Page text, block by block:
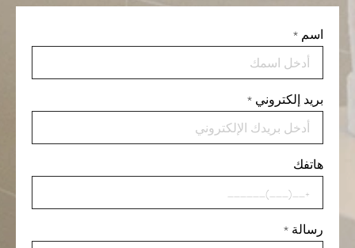
اسم *
بريد إلكتروني *
هاتفك
رسالة *